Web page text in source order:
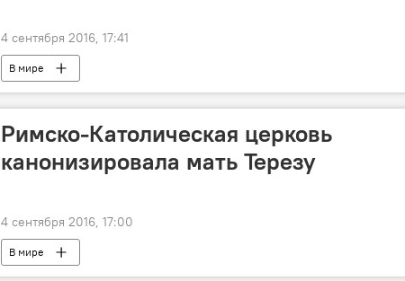
4 сентября 2016, 17:41
В мире
Римско-Католическая церковь
канонизировала мать Терезу
4 сентября 2016, 17:00
В мире